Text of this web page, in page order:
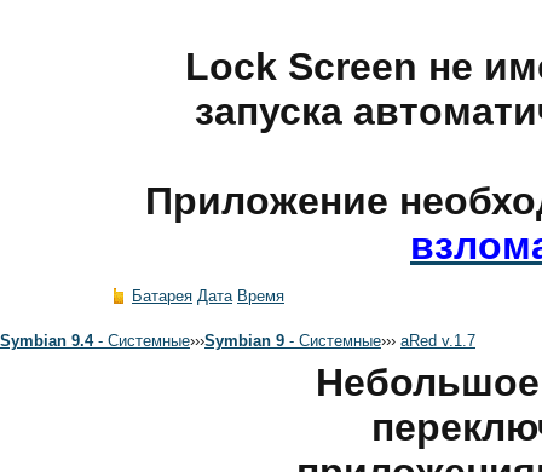
Lock Screen не
запуска
Приложение
Батарея Дата Время
Symbian 9.4- Системные›››Symbian 9 - Системные››› aRed v.1.7
Небольшое